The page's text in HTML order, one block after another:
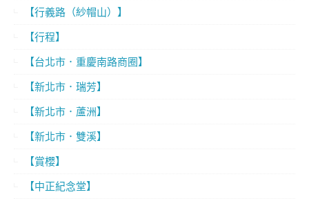
【行義路（紗帽山）】
【行程】
【台北市．重慶南路商圈】
【新北市．瑞芳】
【新北市．蘆洲】
【新北市．雙溪】
【賞櫻】
【中正紀念堂】